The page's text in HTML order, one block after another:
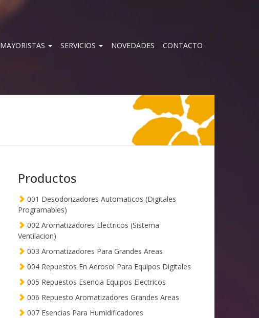
MAYORISTAS SERVICIOS NOVEDADES CONTACTO
Productos
001 Desodorizadores Automaticos (Digitales
Programables)
002 Aromatizadores Electricos (Sistema
Ventilacion)
003 Aromatizadores Para Grandes Areas
004 Repuestos En Aerosol Para Equipos Digitales
005 Repuestos Esencia Equipos Electricos
006 Repuesto Aromatizadores Grandes Areas
007 Esencias Para Humidificadores